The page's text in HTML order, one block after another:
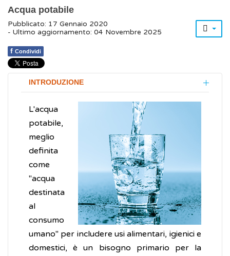
Acqua potabile
Pubblicato: 17 Gennaio 2020
- Ultimo aggiornamento: 04 Novembre 2025
f Condividi
INTRODUZIONE
L'acqua
potabile,
meglio
definita
come
"acqua
destinata
al
consumo
umano" per includere usi alimentari, igienici e
domestici, è un bisogno primario per la